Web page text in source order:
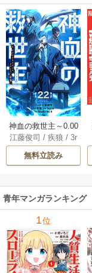
神血の救世主～0.00
000001％を引き当
て最強へ～【電子
書籍特典付】 22巻
江藤俊司 /疾狼 /3r
d Ie/Studio No.9
無料立読み
青年マンガランキング
1位